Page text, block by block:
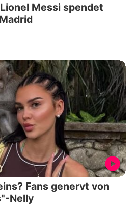
Messi spendet
Fans genervt von
Nelly